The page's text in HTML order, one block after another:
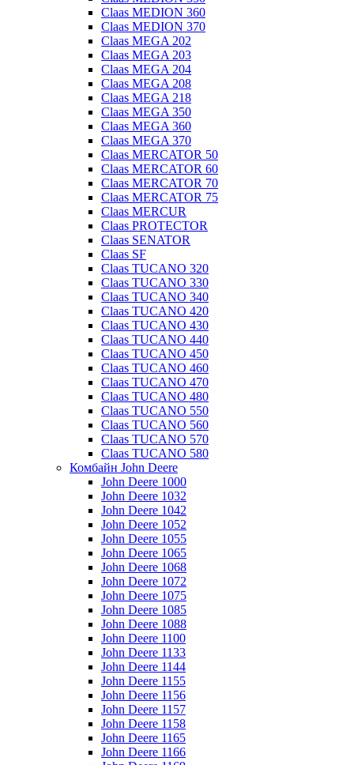
Claas MEDION 360
Claas MEDION 370
Claas MEGA 202
Claas MEGA 203
Claas MEGA 204
Claas MEGA 208
Claas MEGA 218
Claas MEGA 350
Claas MEGA 360
Claas MEGA 370
Claas MERCATOR 50
Claas MERCATOR 60
Claas MERCATOR 70
Claas MERCATOR 75
Claas MERCUR
Claas PROTECTOR
Claas SENATOR
Claas SF
Claas TUCANO 320
Claas TUCANO 330
Claas TUCANO 340
Claas TUCANO 420
Claas TUCANO 430
Claas TUCANO 440
Claas TUCANO 450
Claas TUCANO 460
Claas TUCANO 470
Claas TUCANO 480
Claas TUCANO 550
Claas TUCANO 560
Claas TUCANO 570
Claas TUCANO 580
Комбайн John Deere
John Deere 1000
John Deere 1032
John Deere 1042
John Deere 1052
John Deere 1055
John Deere 1065
John Deere 1068
John Deere 1072
John Deere 1075
John Deere 1085
John Deere 1088
John Deere 1100
John Deere 1133
John Deere 1144
John Deere 1155
John Deere 1156
John Deere 1157
John Deere 1158
John Deere 1165
John Deere 1166